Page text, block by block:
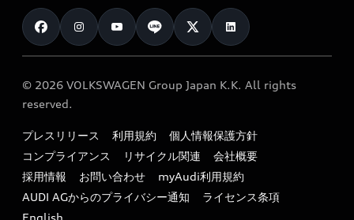
カタログ一覧
車検 / 定期点検
e-tronアフターサポート
myAudi
クオリティ
保証
メンテナンス
ファイナンス
キャンペーン / イベント
買取査定
お知らせ
オーナー様向けキャンペーン
特定整備適用車一覧
リサイクル法
よくある質問（FAQ）
© 2026 VOLKSWAGEN Group Japan K.K. All rights
reserved.
プレスリリース 利用規約
個人情報保護方針
コンプライアンス
リサイクル関連
会社概要
採用情報
お問い合わせ
myAudi利用規約
AUDI AGからのプライバシー通知
ライセンス条項
English